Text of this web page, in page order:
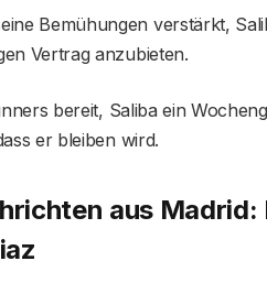
Bemühungen verstärkt,
Vertrag anzubieten.
bereit, Saliba ein
er bleiben wird.
aus